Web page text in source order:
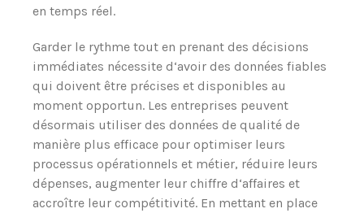
en temps réel.
Garder le rythme tout en prenant des décisions
immédiates nécessite d‘avoir des données fiables
qui doivent être précises et disponibles au
moment opportun. Les entreprises peuvent
désormais utiliser des données de qualité de
manière plus efficace pour optimiser leurs
processus opérationnels et métier, réduire leurs
dépenses, augmenter leur chiffre d‘affaires et
accroître leur compétitivité. En mettant en place